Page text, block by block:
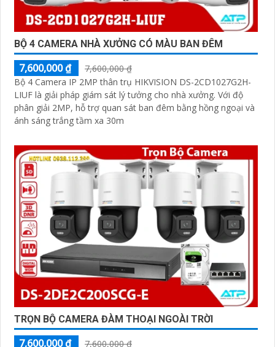
BỘ 4 CAMERA NHÀ XƯỞNG CÓ MÀU BAN ĐÊM
7,600,000 ₫
7,600,000 ₫
Bộ 4 Camera IP 2MP thân trụ HIKVISION DS-2CD1027G2H-
LIUF là giải pháp giám sát lý tưởng cho nhà xưởng. Với độ
phân giải 2MP, hỗ trợ quan sát ban đêm bằng hồng ngoại và
ánh sáng trắng tầm xa 30m
TRỌN BỘ CAMERA ĐÀM THOẠI NGOÀI TRỜI
7,600,000 ₫
7,600,000 ₫